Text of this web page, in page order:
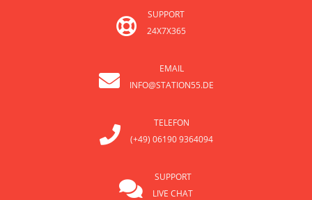
SUPPORT
24X7X365
EMAIL
INFO@STATION55.DE
TELEFON
(+49) 06190 9364094
SUPPORT
LIVE CHAT